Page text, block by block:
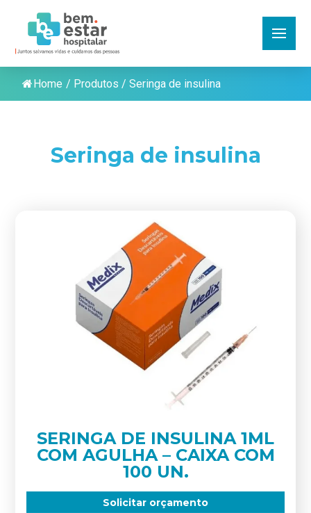
Home / Produtos / Seringa de insulina
Seringa de insulina
SERINGA DE INSULINA 1ML
COM AGULHA – CAIXA COM
100 UN.
Solicitar orçamento